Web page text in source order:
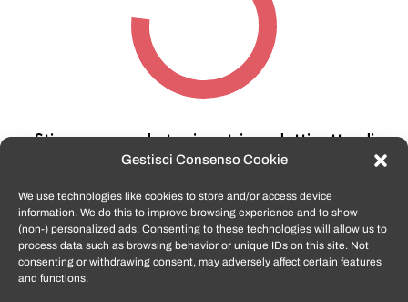
Gestisci Consenso Cookie
We use technologies like cookies to store and/or access device
information. We do this to improve browsing experience and to show
(non-) personalized ads. Consenting to these technologies will allow us to
process data such as browsing behavior or unique IDs on this site. Not
consenting or withdrawing consent, may adversely affect certain features
and functions.
Stiamo cercando tra i nostri prodotti, attendi
qualche secondo…
TomatoSmartphone.itè lo shop n.1 in italia per
smartphone ricondizionati garantiti e certificati
di tutte le marche,APPLE, SAMSUNG, HUAWEI,
ONEPLUS, XIAOMI e tanto altro